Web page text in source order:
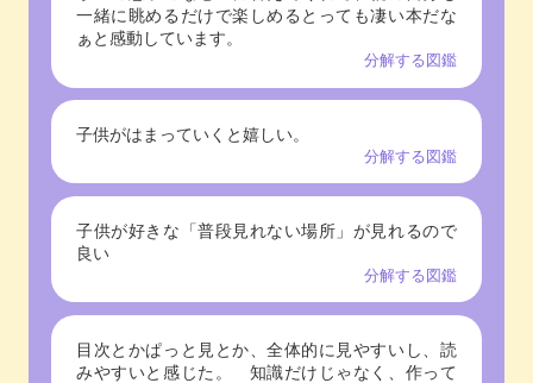
一緒に眺めるだけで楽しめるとっても凄い本だな
ぁと感動しています。
分解する図鑑
子供がはまっていくと嬉しい。
分解する図鑑
子供が好きな「普段見れない場所」が見れるので
良い
分解する図鑑
目次とかぱっと見とか、全体的に見やすいし、読
みやすいと感じた。 知識だけじゃなく、作って